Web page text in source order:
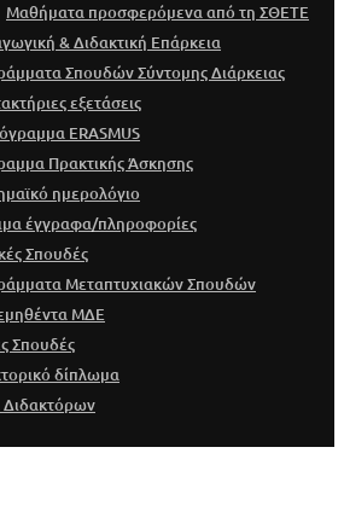
Μαθήματα προσφερόμενα από τη ΣΘΕΤΕ
& Διδακτική Επάρκεια
Σπουδών Σύντομης Διάρκειας
εξετάσεις
ERASMUS
Πρακτικής Άσκησης
ημερολόγιο
έγγραφα/πληροφορίες
Σπουδές
Μεταπτυχιακών Σπουδών
ΜΔΕ
Σπουδές
δίπλωμα
Διδακτόρων